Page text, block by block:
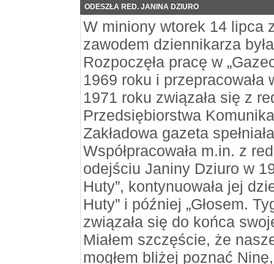
ODESZŁA RED. JANINA DZIURO
W miniony wtorek 14 lipca
zawodem dziennikarza
Rozpoczęła pracę w
1969 roku i
1971 roku związała się z
Przedsiębiorstwa
Zakładowa gazeta
Współpracowała m.in. z
odejściu Janiny Dziuro w
Huty”, kontynuowała jej
Huty” i później „Głosem.
związała się do końca
Miałem szczęście, że
mogłem bliżej poznać